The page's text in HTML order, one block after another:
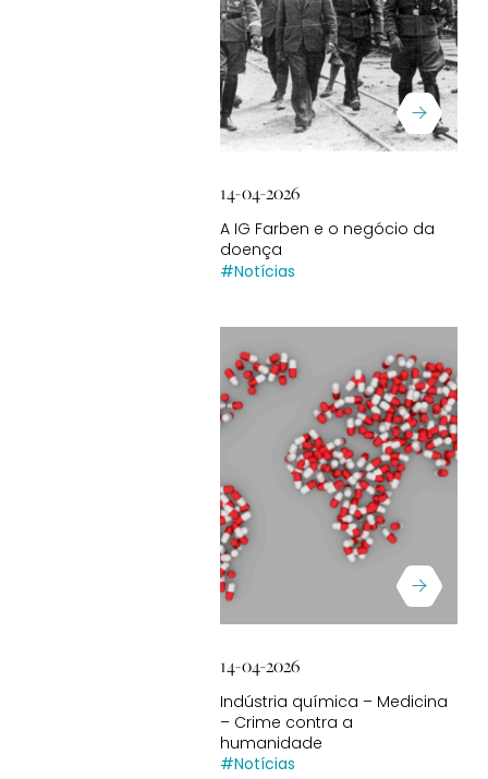
14-04-2026
A IG Farben e o negócio da
doença
#Notícias
14-04-2026
Indústria química – Medicina
– Crime contra a
humanidade
#Notícias